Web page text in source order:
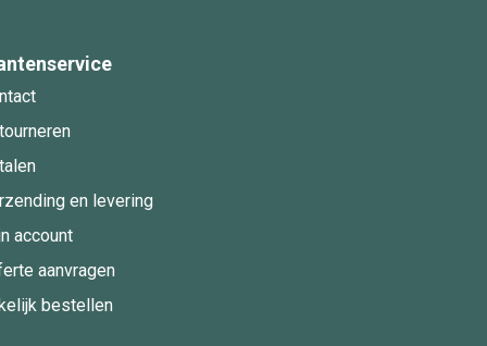
en levering
account
aanvragen
bestellen